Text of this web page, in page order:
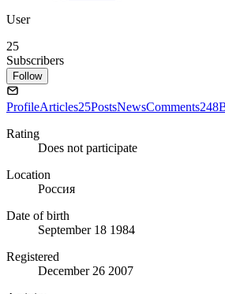
User
25
Subscribers
Follow
ProfileArticles25PostsNewsComments248
Rating
Does not participate
Location
Россия
Date of birth
September 18 1984
Registered
December 26 2007